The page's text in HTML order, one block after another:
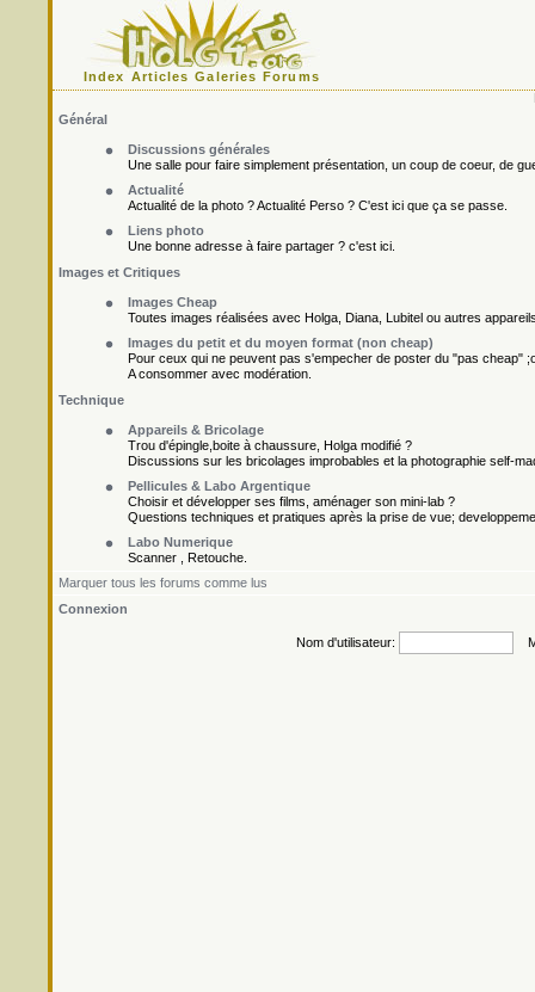
Index Articles Galeries Forums
Général
Discussions générales
Une salle pour faire simplement présentation, un coup de coeur, de
Actualité
Actualité de la photo ? Actualité Perso ? C'est ici que ça se passe.
Liens photo
Une bonne adresse à faire partager ? c'est ici.
Images et Critiques
Images Cheap
Toutes images réalisées avec Holga, Diana, Lubitel ou autres
Images du petit et du moyen format (non cheap)
Pour ceux qui ne peuvent pas s'empecher de poster du "pas cheap"
A consommer avec modération.
Technique
Appareils & Bricolage
Trou d'épingle,boite à chaussure, Holga modifié ?
Discussions sur les bricolages improbables et la photographie self-
Pellicules & Labo Argentique
Choisir et développer ses films, aménager son mini-lab ?
Questions techniques et pratiques après la prise de vue;
Labo Numerique
Scanner , Retouche.
Marquer tous les forums comme lus
Connexion
Nom d'utilisateur: